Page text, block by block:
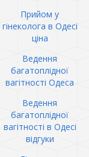
Прийом у
гінеколога в Одесі
ціна
Ведення
багатоплідної
вагітності Одеса
Ведення
багатоплідної
вагітності в Одесі
відгуки